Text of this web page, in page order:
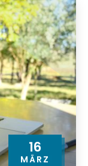
16
MÄRZ